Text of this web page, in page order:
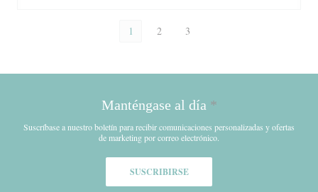
1 2 3
Manténgase al día *
Suscríbase a nuestro boletín para recibir comunicaciones personalizadas y ofertas
de marketing por correo electrónico.
SUSCRIBIRSE